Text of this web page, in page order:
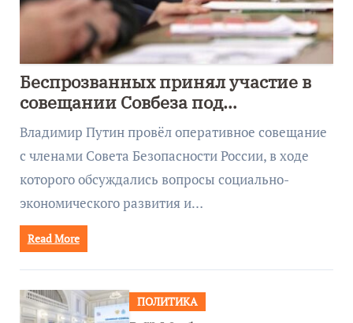
Беспрозванных принял участие в
совещании Совбеза под
руководством Путина
Владимир Путин провёл оперативное совещание
с членами Совета Безопасности России, в ходе
которого обсуждались вопросы социально-
экономического развития и…
Read More
ПОЛИТИКА